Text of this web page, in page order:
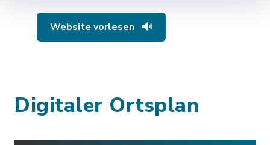
Website vorlesen
Digitaler Ortsplan